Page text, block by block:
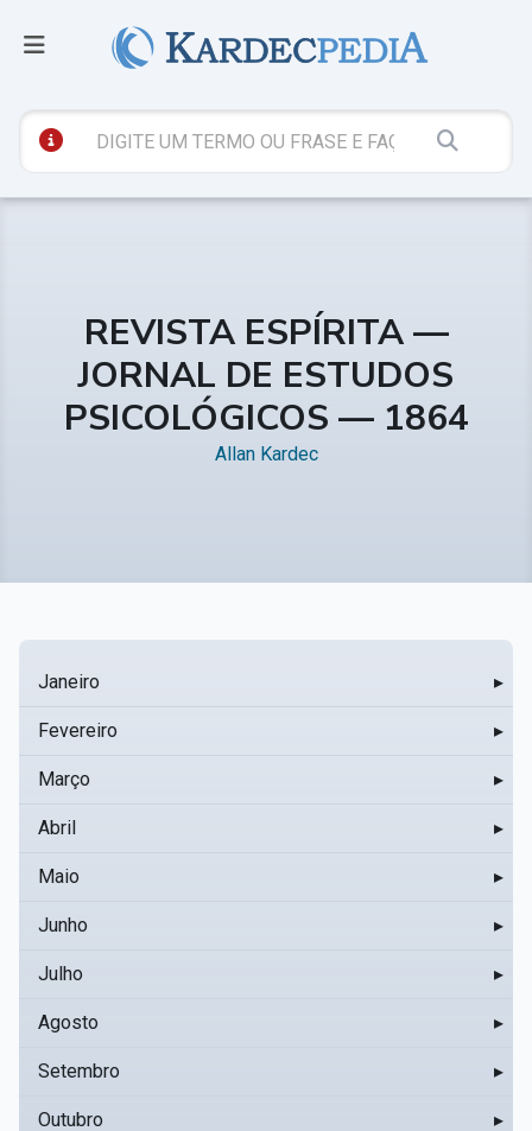
REVISTA ESPÍRITA —
JORNAL DE ESTUDOS
PSICOLÓGICOS — 1864
Allan Kardec
Janeiro ▸
Fevereiro ▸
Março ▸
Abril ▸
Maio ▸
Junho ▸
Julho ▸
Agosto ▸
Setembro ▸
Outubro ▸